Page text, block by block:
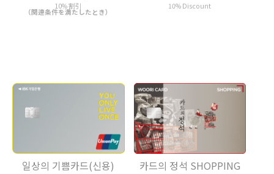
10% 割引
（関連条件を満たしたとき）
10% Discount
일상의 기쁨카드(신용) 카드의 정석 SHOPPING